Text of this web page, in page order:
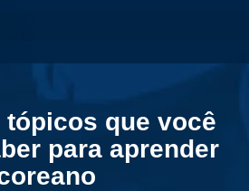
que você
para aprender